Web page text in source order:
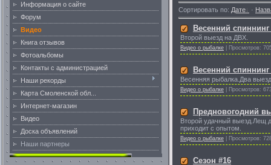
Информация о сайте
Форум
Видео
Книга отзывов
Фотоальбомы
Контакты с администрацией
Наши рекорды
Карта Смоленской обл...
Интернет-магазин
Видео
Доска объявлений
Наши партнеры
Сортировать по: Дате ·
Весенний
Второй выезд на ДВХ.
Видео о рыбалке Просмотров:
Весенний
Весенняя рыбалка.Два
Видео о рыбалке Просмотров:
Предновогодний
Второй удачный выезд.Лещ
приходит с опытом.
Видео о рыбалке Просмотров:
Сезон #16